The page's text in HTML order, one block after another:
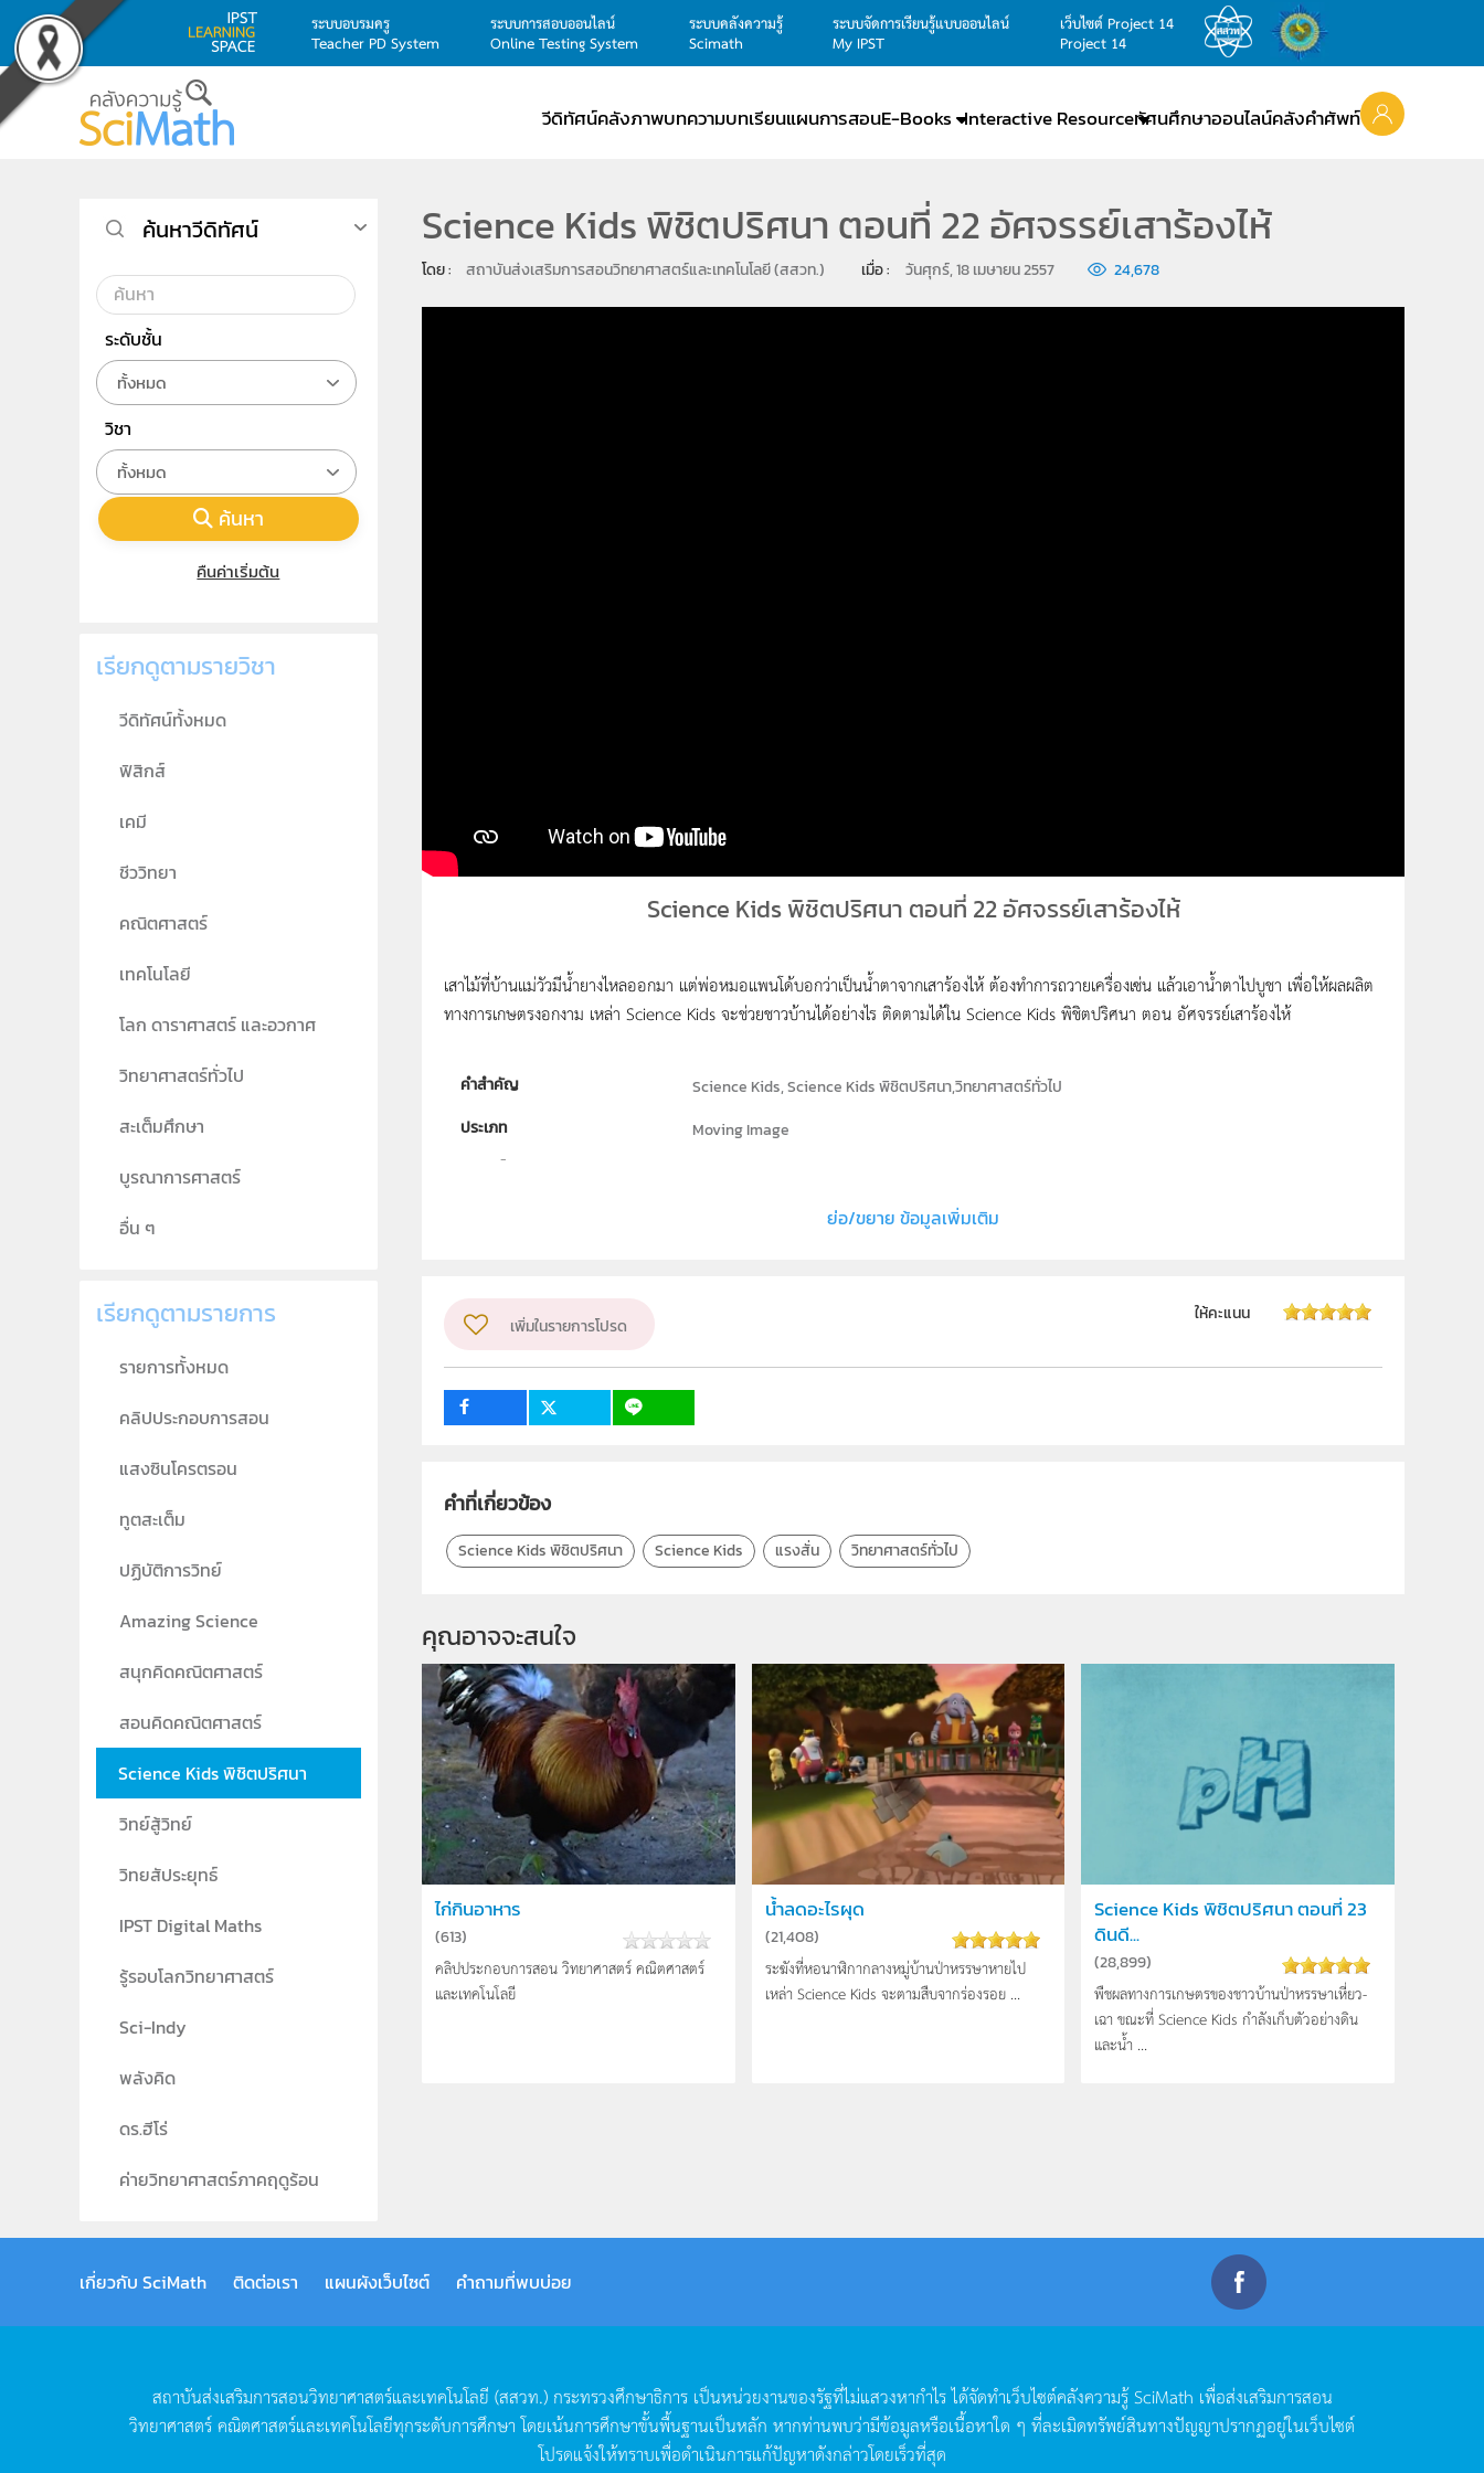
Skip to main content
ระบบอบรมครู
Teacher PD System
ระบบการสอบออนไลน์
Online Testing System
ระบบคลังความรู้
Scimath
ระบบจัดการเรียนรู้แบบออนไลน์
My IPST
เว็บไซต์ Project 14
Project 14
วีดิทัศน์คลังภาพบทความบทเรียนแผนการสอนE-Books Interactive Resourceทัศนศึกษาออนไลน์คลังคำศัพท์
Science Kids พิชิตปริศนา ตอนที่ 22 อัศจรรย์เสาร้องไห้
โดย : สถาบันส่งเสริมการสอนวิทยาศาสตร์และเทคโนโลยี (สสวท.) เมื่อ : วันศุกร์, 18 เมษายน 2557 24,678
Science Kids พิชิตปริศนา ตอนที่ 22 อัศจรรย์เสาร้องไห้
เสาไม้ที่บ้านแม่วัวมีน้ำยางไหลออกมา แต่พ่อหมอแพนโด้บอกว่าเป็นน้ำตาจากเสาร้อง­ไห้ ต้องทำการถวายเครื่องเซ่น แล้วเอาน้ำตาไปบูชา เพื่อให้ผลผลิต
ทางการเกษตรงอกงาม เหล่า Science Kids จะช่วยชาวบ้านได้อย่างไร ติดตามได้ใน Science Kids พิชิตปริศนา ตอน อัศจรรย์เสาร้องไห้
คำสำคัญ
Science Kids, Science Kids พิชิตปริศนา,วิทยาศาสตร์ทั่วไป
ประเภท
Moving Image
สถาบันส่งเสริมการสอนวิทยาศาสตร์และเทคโนโลยี (สสวท.)
ย่อ/ขยาย ข้อมูลเพิ่มเติม
เพิ่มในรายการโปรด
ให้คะแนน
คำที่เกี่ยวข้อง
Science Kids พิชิตปริศนา Science Kids แรงสั่น วิทยาศาสตร์ทั่วไป
คุณอาจจะสนใจ
ไก่กินอาหาร
(613)
คลิปประกอบการสอน วิทยาศาสตร์ คณิตศาสตร์
และเทคโนโลยี
น้ำลดอะไรผุด
(21,408)
ระฆังที่หอนาฬิกากลางหมู่บ้านป่าหรรษาหายไ­ป
เหล่า Science Kids จะตามสืบจากร่องรอย ...
Science Kids พิชิตปริศนา ตอนที่ 23
ดินดี...
(28,899)
พืชผลทางการเกษตรของชาวบ้านป่าหรรษาเหี่ยว­
เฉา ขณะที่ Science Kids กำลังเก็บตัวอย่างดิน
และน้ำ ...
ค้นหาวีดิทัศน์
ระดับชั้น
ทั้งหมด
วิชา
ทั้งหมด
ค้นหา
คืนค่าเริ่มต้น
เรียกดูตามรายวิชา
วีดิทัศน์ทั้งหมด
ฟิสิกส์
เคมี
ชีววิทยา
คณิตศาสตร์
เทคโนโลยี
โลก ดาราศาสตร์ และอวกาศ
วิทยาศาสตร์ทั่วไป
สะเต็มศึกษา
บูรณาการศาสตร์
อื่น ๆ
เรียกดูตามรายการ
รายการทั้งหมด
คลิปประกอบการสอน
แสงซินโครตรอน
ทูตสะเต็ม
ปฏิบัติการวิทย์
Amazing Science
สนุกคิดคณิตศาสตร์
สอนคิดคณิตศาสตร์
Science Kids พิชิตปริศนา
วิทย์สู้วิทย์
วิทยสัประยุทธ์
IPST Digital Maths
รู้รอบโลกวิทยาศาสตร์
Sci-Indy
พลังคิด
ดร.ฮีโร่
ค่ายวิทยาศาสตร์ภาคฤดูร้อน
เกี่ยวกับ SciMath ติดต่อเรา แผนผังเว็บไซต์ คำถามที่พบบ่อย
สถาบันส่งเสริมการสอนวิทยาศาสตร์และเทคโนโลยี (สสวท.) กระทรวงศึกษาธิการ เป็นหน่วยงานของรัฐที่ไม่แสวงหากำไรได้จัดทำเว็บไซต์คลังความรู้SciMath เพื่อส่งเสริมการสอน
วิทยาศาสตร์คณิตศาสตร์และเทคโนโลยีทุกระดับการศึกษา โดยเน้นการศึกษาขั้นพื้นฐานเป็นหลัก หากท่านพบว่ามีข้อมูลหรือเนื้อหาใด ๆ ที่ละเมิดทรัพย์สินทางปัญญาปรากฏอยู่ในเว็บไซต์
โปรดแจ้งให้ทราบเพื่อดำเนินการแก้ปัญหาดังกล่าวโดยเร็วที่สุด